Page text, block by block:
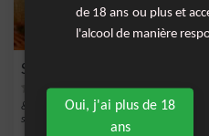
Smoothie Vitaminé Rapide
&nbsp;Il est important de bien choisir les
smoothie,...
de 18 ans ou plus et
l'alcool de manière
Oui, j'ai plus de 18
ans